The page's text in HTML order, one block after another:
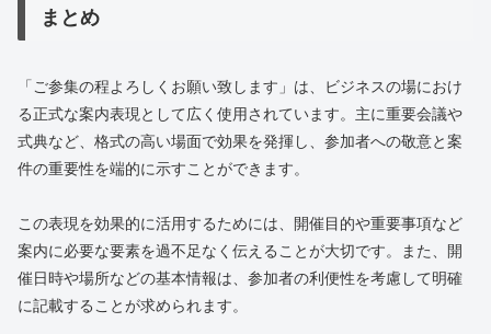
まとめ
「ご参集の程よろしくお願い致します」は、ビジネスの場におけ
る正式な案内表現として広く使用されています。主に重要会議や
式典など、格式の高い場面で効果を発揮し、参加者への敬意と案
件の重要性を端的に示すことができます。
この表現を効果的に活用するためには、開催目的や重要事項など
案内に必要な要素を過不足なく伝えることが大切です。また、開
催日時や場所などの基本情報は、参加者の利便性を考慮して明確
に記載することが求められます。